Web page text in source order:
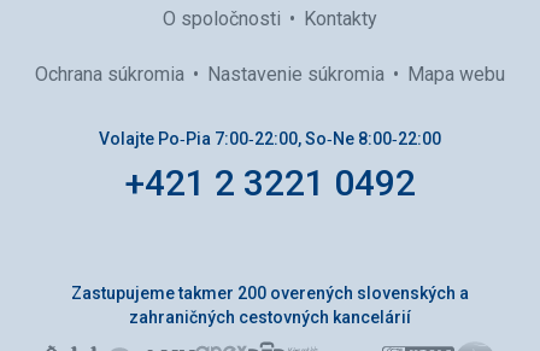
O spoločnosti
Kontakty
Ochrana súkromia Nastavenie súkromia Mapa webu
Volajte Po‑Pia 7:00‑22:00, So‑Ne 8:00‑22:00
+421 2 3221 0492
Zastupujeme takmer 200 overených slovenských a
zahraničných cestovných kancelárií